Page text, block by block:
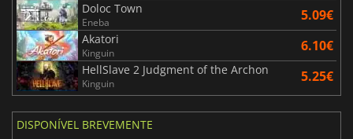
Doloc Town
Eneba 5.09€
Akatori
Kinguin 6.10€
HellSlave 2 Judgment of the Archon
Kinguin 5.25€
DISPONÍVEL BREVEMENTE